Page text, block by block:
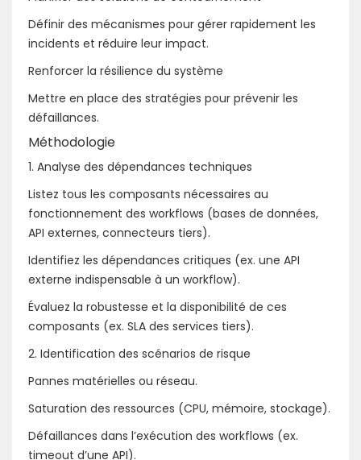
Définir des mécanismes pour gérer rapidement les
incidents et réduire leur impact.
Renforcer la résilience du système
Mettre en place des stratégies pour prévenir les
défaillances.
Méthodologie
1. Analyse des dépendances techniques
Listez tous les composants nécessaires au
fonctionnement des workflows (bases de données,
API externes, connecteurs tiers).
Identifiez les dépendances critiques (ex. une API
externe indispensable à un workflow).
Évaluez la robustesse et la disponibilité de ces
composants (ex. SLA des services tiers).
2. Identification des scénarios de risque
Pannes matérielles ou réseau.
Saturation des ressources (CPU, mémoire, stockage).
Défaillances dans l’exécution des workflows (ex.
timeout d’une API).